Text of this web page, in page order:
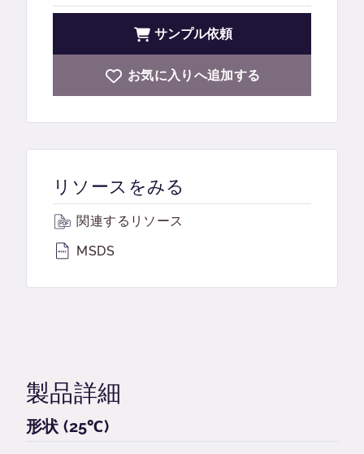
サンプル依頼
お気に入りへ追加する
リソースをみる
関連するリソース
MSDS
製品詳細
形状 (25℃)